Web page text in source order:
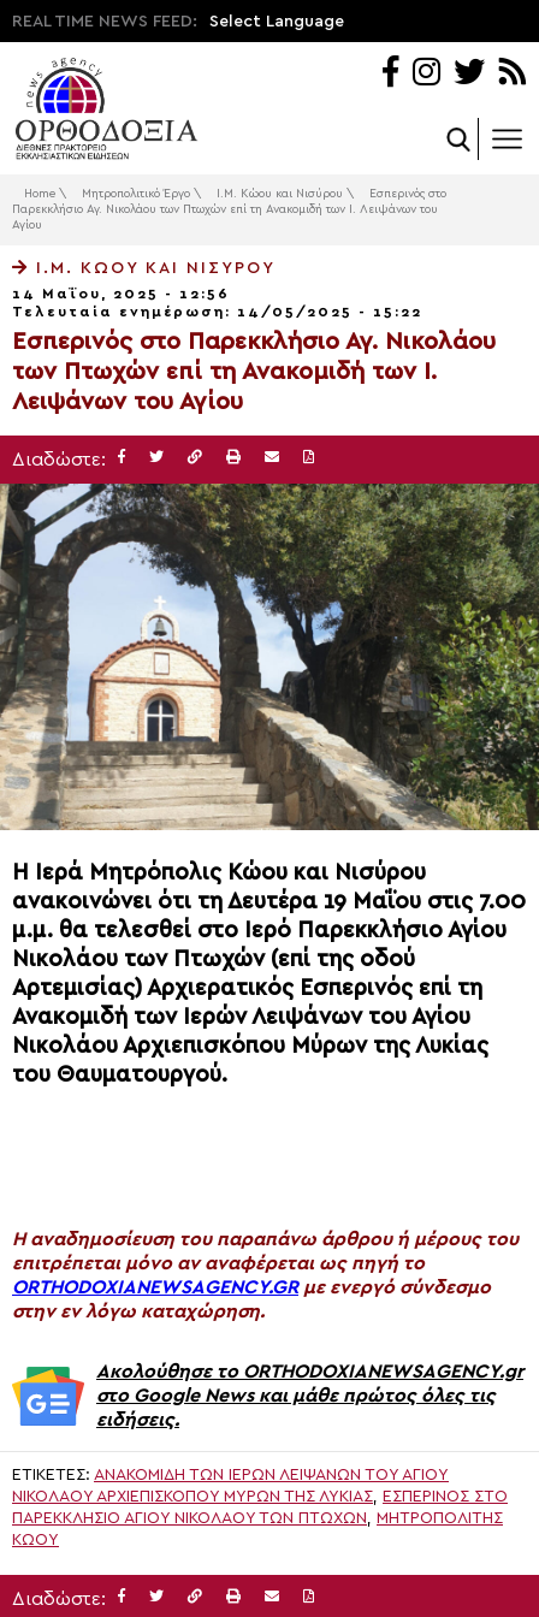
REAL TIME NEWS FEED: Select Language
Home \ Μητροπολιτικό Έργο \ Ι.Μ. Κώου και Νισύρου \
Εσπερινός στο
Παρεκκλήσιο Αγ. Νικολάου των Πτωχών επί τη Ανακομιδή των Ι. Λειψάνων του
Αγίου
Ι.Μ. ΚΏΟΥ ΚΑΙ ΝΙΣΎΡΟΥ
14 Μαΐου, 2025 - 12:56
Τελευταία ενημέρωση: 14/05/2025 - 15:22
Εσπερινός στο Παρεκκλήσιο Αγ. Νικολάου
των Πτωχών επί τη Ανακομιδή των Ι.
Λειψάνων του Αγίου
Διαδώστε:
Η Ιερά Μητρόπολις Κώου και Νισύρου
ανακοινώνει ότι τη Δευτέρα 19 Μαΐου στις 7.00
μ.μ. θα τελεσθεί στο Ιερό Παρεκκλήσιο Αγίου
Νικολάου των Πτωχών (επί της οδού
Αρτεμισίας) Αρχιερατικός Εσπερινός επί τη
Ανακομιδή των Ιερών Λειψάνων του Αγίου
Νικολάου Αρχιεπισκόπου Μύρων της Λυκίας
του Θαυματουργού.
H αναδημοσίευση του παραπάνω άρθρου ή μέρους του
επιτρέπεται μόνο αν αναφέρεται ως πηγή το
ORTHODOXIANEWSAGENCY.GRμε ενεργό σύνδεσμο
στην εν λόγω καταχώρηση.
Ακολούθησε το ORTHODOXIANEWSAGENCY.gr
στο Google News και μάθε πρώτος όλες τις
ειδήσεις.
ΕΤΙΚΈΤΕΣ: ΑΝΑΚΟΜΙΔΉ ΤΩΝ ΙΕΡΏΝ ΛΕΙΨΆΝΩΝ ΤΟΥ ΑΓΊΟΥ
ΝΙΚΟΛΆΟΥ ΑΡΧΙΕΠΙΣΚΌΠΟΥ ΜΎΡΩΝ ΤΗΣ ΛΥΚΊΑΣ, ΕΣΠΕΡΙΝΌΣ ΣΤΟ
ΠΑΡΕΚΚΛΉΣΙΟ ΑΓΊΟΥ ΝΙΚΟΛΆΟΥ ΤΩΝ ΠΤΩΧΏΝ, ΜΗΤΡΟΠΟΛΊΤΗΣ
ΚΏΟΥ
Διαδώστε: